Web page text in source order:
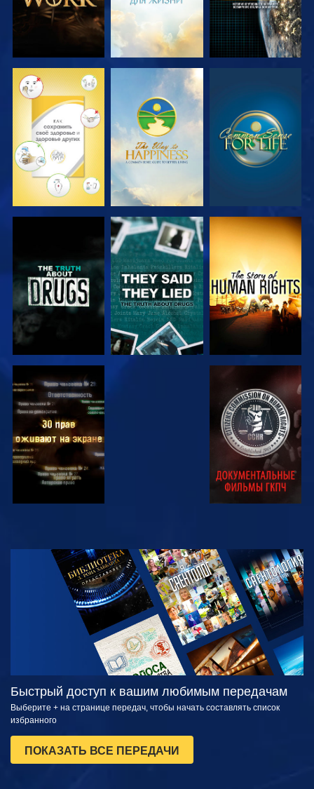
СМОТРЕТЬ СМОТРЕТЬ СМОТРЕТЬ
СМОТРЕТЬ СМОТРЕТЬ
СМОТРЕТЬ СМОТРЕТЬ
СМОТРЕТЬ
СМОТРЕТЬ
ПЕРЕДАЧИ
Быстрый доступ к вашим любимым передачам
Выберите + на странице передач, чтобы начать составлять список
избранного
ПОКАЗАТЬ ВСЕ ПЕРЕДАЧИ